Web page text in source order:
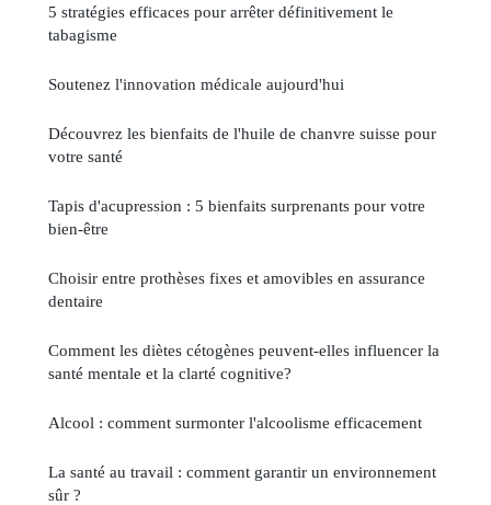
5 stratégies efficaces pour arrêter définitivement le
tabagisme
Soutenez l'innovation médicale aujourd'hui
Découvrez les bienfaits de l'huile de chanvre suisse pour
votre santé
Tapis d'acupression : 5 bienfaits surprenants pour votre
bien-être
Choisir entre prothèses fixes et amovibles en assurance
dentaire
Comment les diètes cétogènes peuvent-elles influencer la
santé mentale et la clarté cognitive?
Alcool : comment surmonter l'alcoolisme efficacement
La santé au travail : comment garantir un environnement
sûr ?